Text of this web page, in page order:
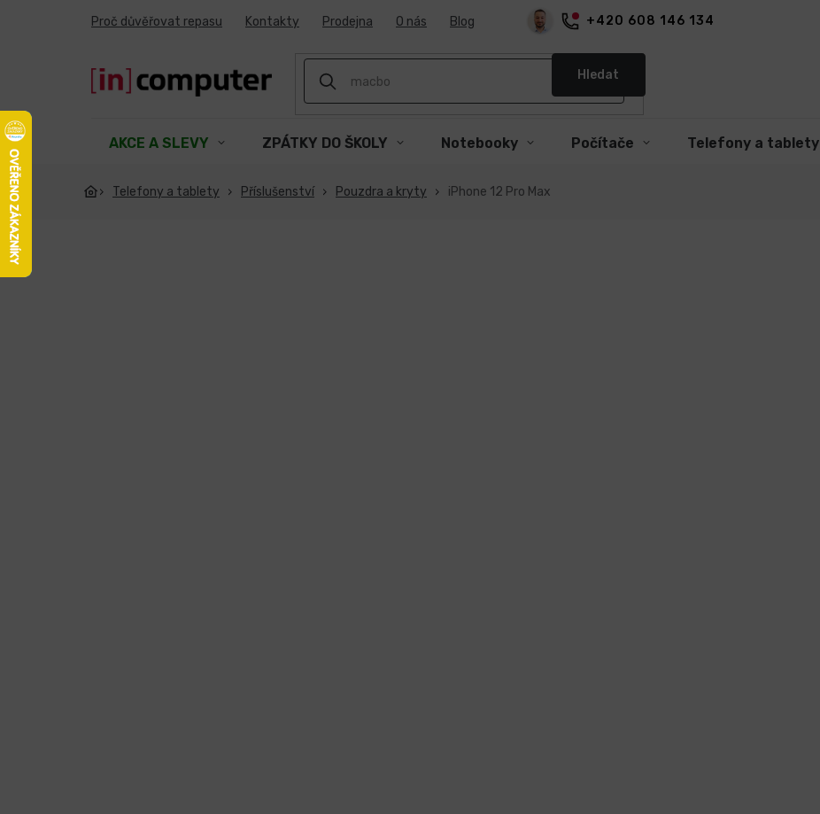
+420 608 146 134
Proč důvěřovat repasu Kontakty Prodejna O nás Blog
Hledat
AKCE A SLEVY ZPÁTKY DO ŠKOLY Notebooky Počítače Telefony a tablety
Telefony a tablety Příslušenství Pouzdra a kryty iPhone 12 Pro Max